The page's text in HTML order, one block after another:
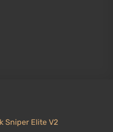
Sniper Elite V2